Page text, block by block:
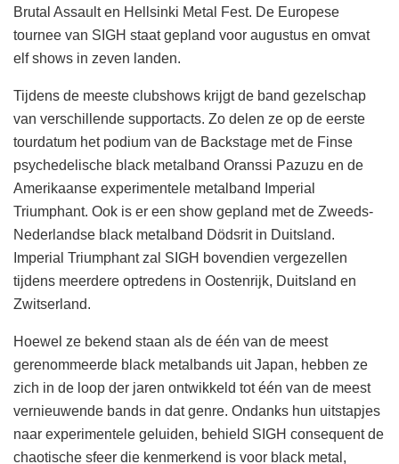
Brutal Assault en Hellsinki Metal Fest. De Europese
tournee van SIGH staat gepland voor augustus en omvat
elf shows in zeven landen.
Tijdens de meeste clubshows krijgt de band gezelschap
van verschillende supportacts. Zo delen ze op de eerste
tourdatum het podium van de Backstage met de Finse
psychedelische black metalband Oranssi Pazuzu en de
Amerikaanse experimentele metalband Imperial
Triumphant. Ook is er een show gepland met de Zweeds-
Nederlandse black metalband Dödsrit in Duitsland.
Imperial Triumphant zal SIGH bovendien vergezellen
tijdens meerdere optredens in Oostenrijk, Duitsland en
Zwitserland.
Hoewel ze bekend staan als de één van de meest
gerenommeerde black metalbands uit Japan, hebben ze
zich in de loop der jaren ontwikkeld tot één van de meest
vernieuwende bands in dat genre. Ondanks hun uitstapjes
naar experimentele geluiden, behield SIGH consequent de
chaotische sfeer die kenmerkend is voor black metal,